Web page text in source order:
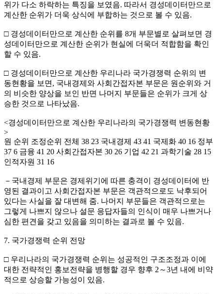
위가 다소 하락하는 특징을 보였음. 따라서 경성데이터만으로
계산한 순위가 더욱 상식에 부합하는 것으로 볼 수 있음.
□ 경성데이터만으로 계산한 순위를 8개 부문별로 살펴보면 경
성데이터만으로 계산한 순위가 현실에 더욱더 적합함을 확인
할 수 있음.
□ 경성데이터만으로 계산한 우리나라 국가경쟁력 순위의 변
동현황을 보면, 국내경제와 사회간접자본 부문은 원순위와 거
의 비슷한 양상을 보인 반면 나머지 부문들은 순위가 크게 상
승한 것으로 나타났음.
<경성데이터만으로 계산한 우리나라의 국가경쟁력 변동현황
>
원 순위 조정순위 전체 38 23 국내경제 43 41 국제화 40 16 정부
37 6 금융 41 20 사회간접자본 30 26 기업 42 21 과학기술 28 15
인적자원 31 16
－국내경제 부문은 경제위기에 따른 충격이 경성데이터에 반
영된 결과이고 사회간접자본 부문은 객관적으로도 낙후되어
있다는 사실을 잘 대변해 줌. 나머지 부문들은 객관적으로는
그렇게 나쁘지 않으나 설문 응답자들의 인식이 매우 나쁘거나
심한 편견을 갖고 있음을 의미하는 결과로 볼 수 있음.
7. 국가경쟁력 순위 전망
□ 우리나라의 국가경쟁력 순위는 성공적인 구조조정과 이에
대한 전략적인 홍보전략을 병행할 경우 향후 2～3년 내에 비약
적으로 상승할 가능성이 있음.